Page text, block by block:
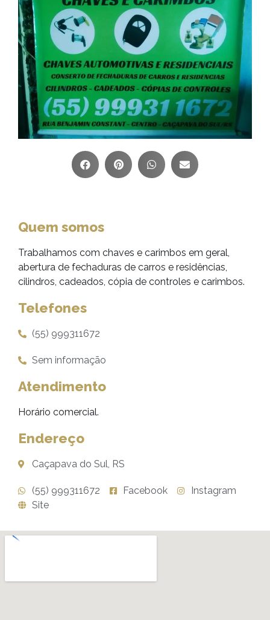
Quem somos
Trabalhamos com chaves e carimbos em geral,
abertura de fechaduras de carros e residências,
cilindros, cadeados, cópia de controles e carimbos.
Telefones
(55) 999311672
Sem informação
Atendimento
Horário comercial.
Endereço
Caçapava do Sul, RS
(55) 999311672 Facebook
Instagram
Site